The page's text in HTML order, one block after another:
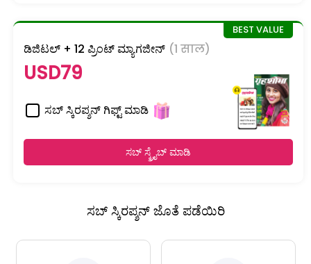
ಡಿಜಿಟಲ್ + 12 ಪ್ರಿಂಟ್ ಮ್ಯಾಗಜೀನ್ (1 साल)
USD79
ಸಬ್ ಸ್ಕಿರಪ್ಶನ್ ಗಿಫ್ಟ್ ಮಾಡಿ
ಸಬ್ ಸ್ಕ್ರೈಬ್ ಮಾಡಿ
ಸಬ್ ಸ್ಕಿರಪ್ಶನ್ ಜೊತೆ ಪಡೆಯಿರಿ